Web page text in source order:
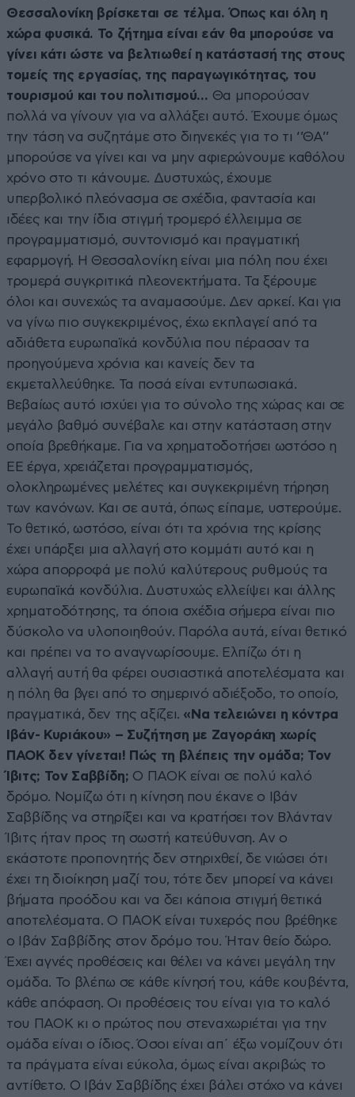
Θεσσαλονίκη βρίσκεται σε τέλμα. Όπως και όλη η
χώρα φυσικά. Το ζήτημα είναι εάν θα μπορούσε να
γίνει κάτι ώστε να βελτιωθεί η κατάστασή της στους
τομείς της εργασίας, της παραγωγικότητας, του
τουρισμού και του πολιτισμού… Θα μπορούσαν
πολλά να γίνουν για να αλλάξει αυτό. Έχουμε όμως
την τάση να συζητάμε στο διηνεκές για το τι ‘’ΘΑ’’
μπορούσε να γίνει και να μην αφιερώνουμε καθόλου
χρόνο στο τι κάνουμε. Δυστυχώς, έχουμε
υπερβολικό πλεόνασμα σε σχέδια, φαντασία και
ιδέες και την ίδια στιγμή τρομερό έλλειμμα σε
προγραμματισμό, συντονισμό και πραγματική
εφαρμογή. Η Θεσσαλονίκη είναι μια πόλη που έχει
τρομερά συγκριτικά πλεονεκτήματα. Τα ξέρουμε
όλοι και συνεχώς τα αναμασούμε. Δεν αρκεί. Και για
να γίνω πιο συγκεκριμένος, έχω εκπλαγεί από τα
αδιάθετα ευρωπαϊκά κονδύλια που πέρασαν τα
προηγούμενα χρόνια και κανείς δεν τα
εκμεταλλεύθηκε. Τα ποσά είναι εντυπωσιακά.
Βεβαίως αυτό ισχύει για το σύνολο της χώρας και σε
μεγάλο βαθμό συνέβαλε και στην κατάσταση στην
οποία βρεθήκαμε. Για να χρηματοδοτήσει ωστόσο η
ΕΕ έργα, χρειάζεται προγραμματισμός,
ολοκληρωμένες μελέτες και συγκεκριμένη τήρηση
των κανόνων. Και σε αυτά, όπως είπαμε, υστερούμε.
Το θετικό, ωστόσο, είναι ότι τα χρόνια της κρίσης
έχει υπάρξει μια αλλαγή στο κομμάτι αυτό και η
χώρα απορροφά με πολύ καλύτερους ρυθμούς τα
ευρωπαϊκά κονδύλια. Δυστυχώς ελλείψει και άλλης
χρηματοδότησης, τα όποια σχέδια σήμερα είναι πιο
δύσκολο να υλοποιηθούν. Παρόλα αυτά, είναι θετικό
και πρέπει να το αναγνωρίσουμε. Ελπίζω ότι η
αλλαγή αυτή θα φέρει ουσιαστικά αποτελέσματα και
η πόλη θα βγει από το σημερινό αδιέξοδο, το οποίο,
πραγματικά, δεν της αξίζει. «Να τελειώνει η κόντρα
Ιβάν- Κυριάκου» – Συζήτηση με Ζαγοράκη χωρίς
ΠΑΟΚ δεν γίνεται! Πώς τη βλέπεις την ομάδα; Τον
Ίβιτς; Τον Σαββίδη; Ο ΠΑΟΚ είναι σε πολύ καλό
δρόμο. Νομίζω ότι η κίνηση που έκανε ο Ιβάν
Σαββίδης να στηρίξει και να κρατήσει τον Βλάνταν
Ίβιτς ήταν προς τη σωστή κατεύθυνση. Αν ο
εκάστοτε προπονητής δεν στηριχθεί, δε νιώσει ότι
έχει τη διοίκηση μαζί του, τότε δεν μπορεί να κάνει
βήματα προόδου και να δει κάποια στιγμή θετικά
αποτελέσματα. Ο ΠΑΟΚ είναι τυχερός που βρέθηκε
ο Ιβάν Σαββίδης στον δρόμο του. Ήταν θείο δώρο.
Έχει αγνές προθέσεις και θέλει να κάνει μεγάλη την
ομάδα. Το βλέπω σε κάθε κίνησή του, κάθε κουβέντα,
κάθε απόφαση. Οι προθέσεις του είναι για το καλό
του ΠΑΟΚ κι ο πρώτος που στεναχωριέται για την
ομάδα είναι ο ίδιος. Όσοι είναι απ΄ έξω νομίζουν ότι
τα πράγματα είναι εύκολα, όμως είναι ακριβώς το
αντίθετο. Ο Ιβάν Σαββίδης έχει βάλει στόχο να κάνει